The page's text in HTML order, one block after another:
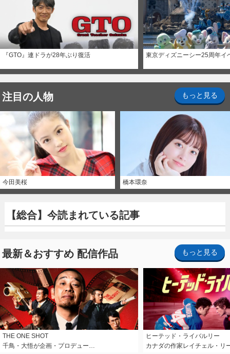
『GTO』連ドラが28年ぶり復活 東京ディズニーシー25周年イ
注目の人物 もっと見る
今田美桜 橋本環奈
【総合】今読まれている記事
最新＆おすすめ 配信作品 もっと見る
THE ONE SHOT
千鳥・大悟が企画・プロデュー…
ヒーテッド・ライバルリー
カナダの作家レイチェル・リ